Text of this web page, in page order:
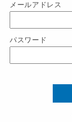
メールアドレス
パスワード